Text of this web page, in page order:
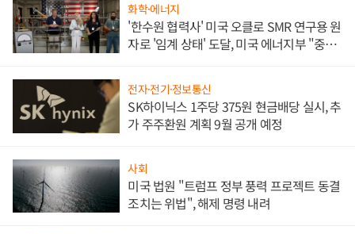
화학·에너지
'한수원 협력사' 미국 오클로 SMR 연구용 원
자로 '임계 상태' 도달, 미국 에너지부 "중요
전자·전기·정보통신
SK하이닉스 1주당 375원 현금배당 실시, 추
가 주주환원 계획 9월 공개 예정
사회
미국 법원 "트럼프 정부 풍력 프로젝트 동결
조치는 위법", 해제 명령 내려